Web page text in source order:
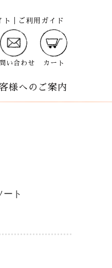
ト ご利用ガイド
い合わせ カート
様へのご案内
ト